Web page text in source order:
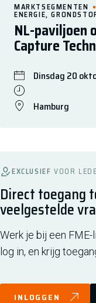
NL-paviljoen
Capture
Dinsdag 20
Hamburg
MARKTSEGMENTEN
ENERGIE,
EXCLUSIEF VOOR
Direct toegang
veelgestelde
Werk je bij een
log in, en krijg
INLOGGEN